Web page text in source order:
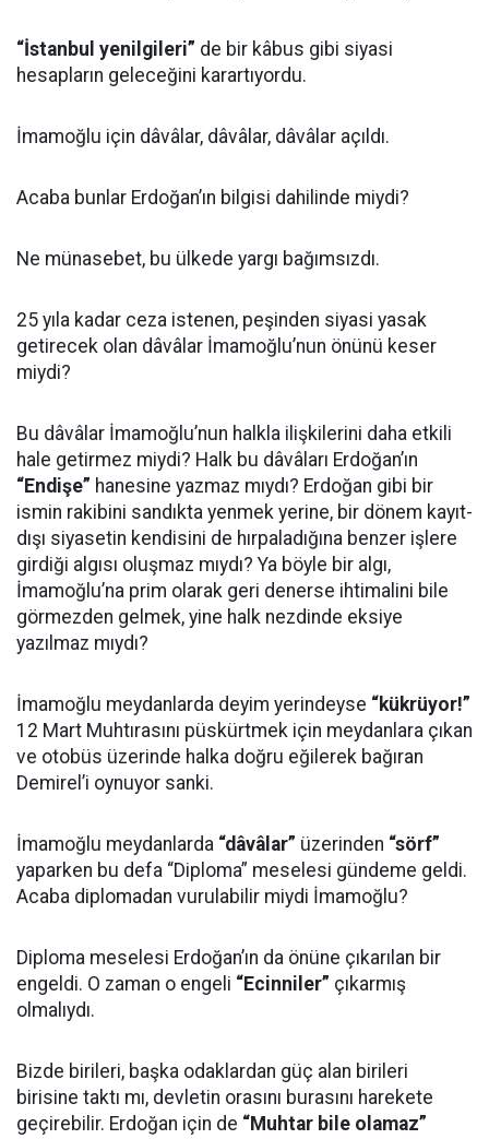
“İstanbul yenilgileri” de bir kâbus gibi siyasi
hesapların geleceğini karartıyordu.
İmamoğlu için dâvâlar, dâvâlar, dâvâlar açıldı.
Acaba bunlar Erdoğan’ın bilgisi dahilinde miydi?
Ne münasebet, bu ülkede yargı bağımsızdı.
25 yıla kadar ceza istenen, peşinden siyasi yasak
getirecek olan dâvâlar İmamoğlu’nun önünü keser
miydi?
Bu dâvâlar İmamoğlu’nun halkla ilişkilerini daha etkili
hale getirmez miydi? Halk bu dâvâları Erdoğan’ın
“Endişe” hanesine yazmaz mıydı? Erdoğan gibi bir
ismin rakibini sandıkta yenmek yerine, bir dönem kayıt-
dışı siyasetin kendisini de hırpaladığına benzer işlere
girdiği algısı oluşmaz mıydı? Ya böyle bir algı,
İmamoğlu’na prim olarak geri denerse ihtimalini bile
görmezden gelmek, yine halk nezdinde eksiye
yazılmaz mıydı?
İmamoğlu meydanlarda deyim yerindeyse “kükrüyor!”
12 Mart Muhtırasını püskürtmek için meydanlara çıkan
ve otobüs üzerinde halka doğru eğilerek bağıran
Demirel’i oynuyor sanki.
İmamoğlu meydanlarda “dâvâlar” üzerinden “sörf”
yaparken bu defa “Diploma” meselesi gündeme geldi.
Acaba diplomadan vurulabilir miydi İmamoğlu?
Diploma meselesi Erdoğan’ın da önüne çıkarılan bir
engeldi. O zaman o engeli “Ecinniler” çıkarmış
olmalıydı.
Bizde birileri, başka odaklardan güç alan birileri
birisine taktı mı, devletin orasını burasını harekete
geçirebilir. Erdoğan için de “Muhtar bile olamaz”